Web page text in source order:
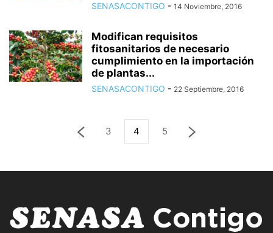
SENASACONTIGO - 14 Noviembre, 2016
Modifican requisitos
fitosanitarios de necesario
cumplimiento en la importación
de plantas...
SENASACONTIGO - 22 Septiembre, 2016
3 4 5